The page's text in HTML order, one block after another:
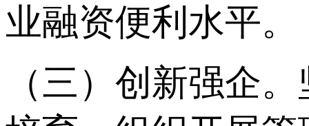
业融资便利水平。
（三）创新强企